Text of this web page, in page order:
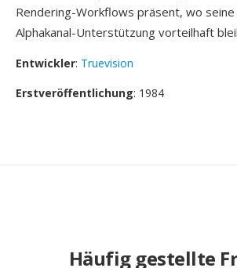
Rendering-Workflows präsent, wo seine
Alphakanal-Unterstützung vorteilhaft
Entwickler: Truevision
Erstveröffentlichung: 1984
Häufig gestellte